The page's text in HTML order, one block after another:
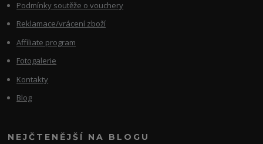
Podmínky soutěže o vouchery
Reklamace/vrácení zboží
Affiliate program
Fotogalerie
Kontakty
Blog
NEJČTENĚJŠÍ NA BLOGU